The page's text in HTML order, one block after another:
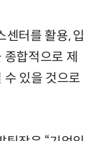
터를 활용, 입
합적으로 제
수 있을 것으로